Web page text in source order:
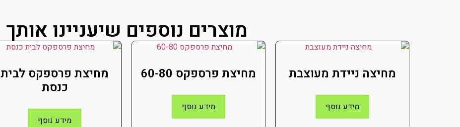
מוצרים נוספים שיעניינו אותך
מחיצה ניידת מעוצבת
מידע נוסף
מחיצת פרספקס 60-80
מידע נוסף
מחיצת פרספקס לבית
כנסת
מידע נוסף